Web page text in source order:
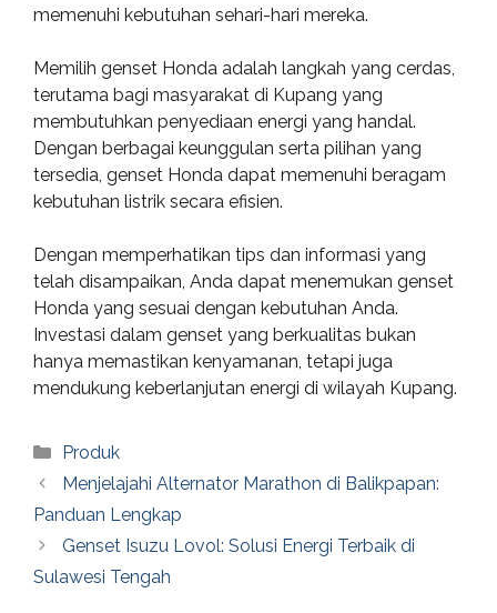
memenuhi kebutuhan sehari-hari mereka.
Memilih genset Honda adalah langkah yang cerdas,
terutama bagi masyarakat di Kupang yang
membutuhkan penyediaan energi yang handal.
Dengan berbagai keunggulan serta pilihan yang
tersedia, genset Honda dapat memenuhi beragam
kebutuhan listrik secara efisien.
Dengan memperhatikan tips dan informasi yang
telah disampaikan, Anda dapat menemukan genset
Honda yang sesuai dengan kebutuhan Anda.
Investasi dalam genset yang berkualitas bukan
hanya memastikan kenyamanan, tetapi juga
mendukung keberlanjutan energi di wilayah Kupang.
Categories
Produk
Menjelajahi Alternator Marathon di Balikpapan:
Panduan Lengkap
Genset Isuzu Lovol: Solusi Energi Terbaik di
Sulawesi Tengah